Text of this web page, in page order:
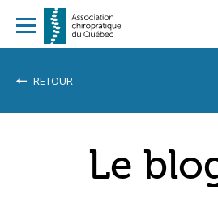
RETOUR
Le